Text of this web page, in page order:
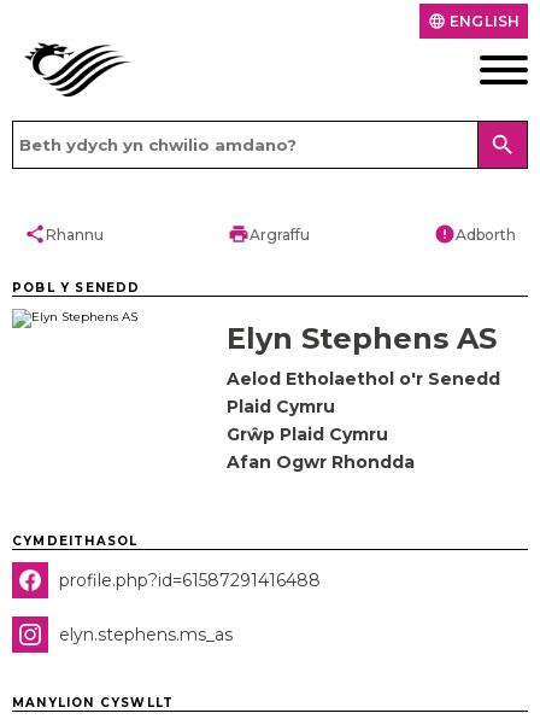
language ENGLISH
search
shareRhannu printArgraffu errorAdborth
POBL Y SENEDD
Elyn Stephens AS
Aelod Etholaethol o'r Senedd
Plaid Cymru
Grŵp Plaid Cymru
Afan Ogwr Rhondda
CYMDEITHASOL
profile.php?id=61587291416488
elyn.stephens.ms_as
MANYLION CYSWLLT